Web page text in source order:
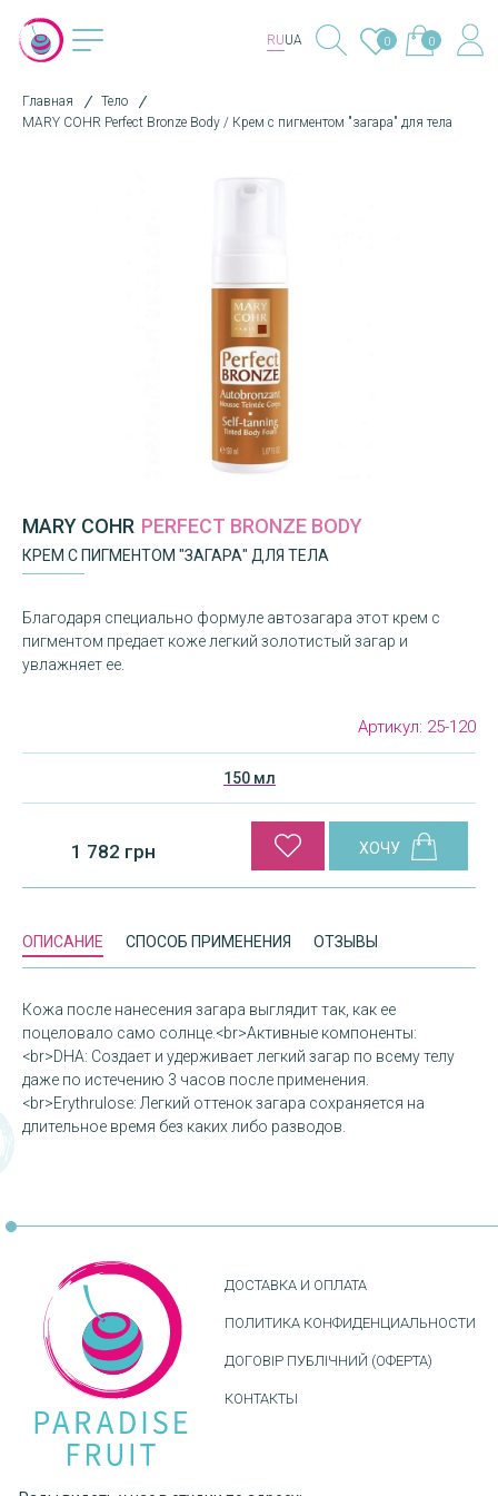
RUUA 0 0
Главная
Тело
MARY COHR Perfect Bronze Body / Крем с пигментом "загара" для тела
MARY COHR PERFECT BRONZE BODY
КРЕМ С ПИГМЕНТОМ "ЗАГАРА" ДЛЯ ТЕЛА
Благодаря специально формуле автозагара этот крем с
пигментом предает коже легкий золотистый загар и
увлажняет ее.
Артикул: 25-120
150 мл
1 782 грн
ОПИСАНИЕ СПОСОБ ПРИМЕНЕНИЯ ОТЗЫВЫ
Кожа после нанесения загара выглядит так, как ее
поцеловало само солнце.<br>Активные компоненты:
<br>DHA: Создает и удерживает легкий загар по всему телу
даже по истечению 3 часов после применения.
<br>Erythrulose: Легкий оттенок загара сохраняется на
длительное время без каких либо разводов.
ДОСТАВКА И ОПЛАТА
ПОЛИТИКА КОНФИДЕНЦИАЛЬНОСТИ
ДОГОВІР ПУБЛІЧНИЙ (ОФЕРТА)
КОНТАКТЫ